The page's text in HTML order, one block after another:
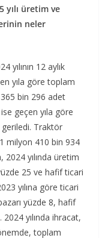
yılı üretim ve
neler
yılının 12 aylık
yıla göre toplam
bin 296 adet
geçen yıla göre
Traktör
milyon 410 bin 934
yılında üretim
25 ve hafif ticari
yılına göre ticari
yüzde 8, hafif
yılında ihracat,
toplam